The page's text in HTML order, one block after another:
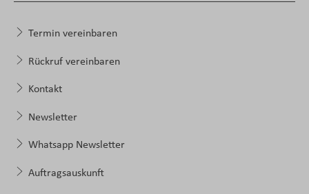
Termin vereinbaren
Rückruf vereinbaren
Kontakt
Newsletter
Whatsapp Newsletter
Auftragsauskunft